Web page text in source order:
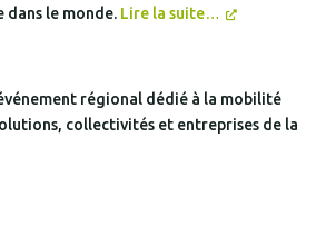
dans le monde. Lire la suite…
régional dédié à la mobilité
collectivités et entreprises de la